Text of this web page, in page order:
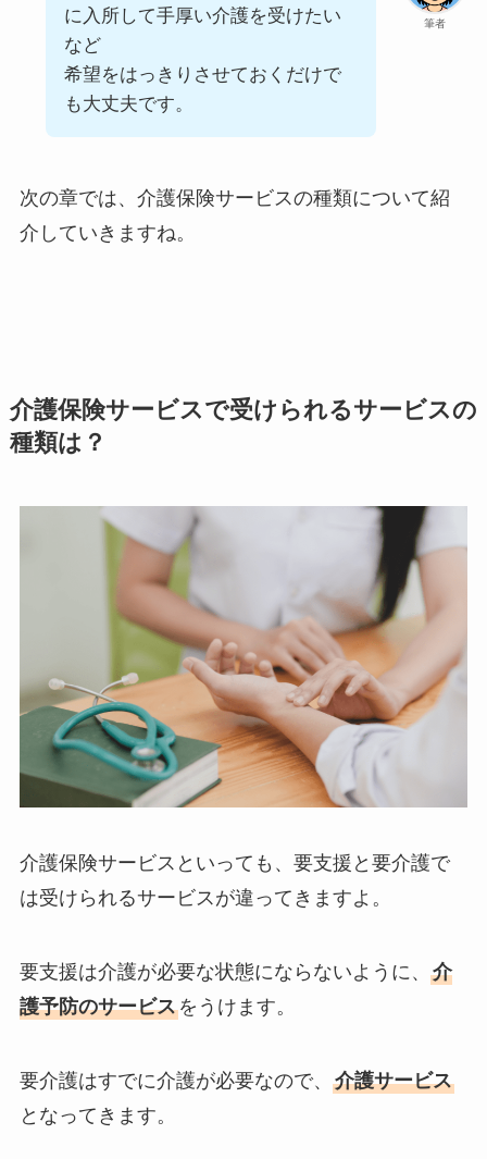
筆者
に入所して手厚い介護を受けたい
など
希望をはっきりさせておくだけで
も大丈夫です。
次の章では、介護保険サービスの種類について紹
介していきますね。
介護保険サービスで受けられるサービスの
種類は？
介護保険サービスといっても、要支援と要介護で
は受けられるサービスが違ってきますよ。
要支援は介護が必要な状態にならないように、 介
護予防のサービスをうけます。
要介護はすでに介護が必要なので、 介護サービス
となってきます。